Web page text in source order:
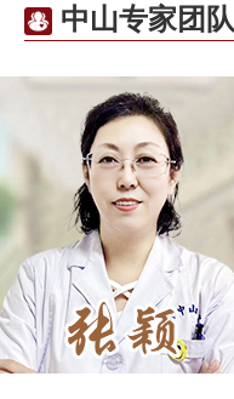
中山专家团队